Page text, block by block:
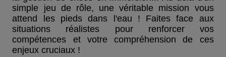
simple jeu de rôle, une véritable mission vous
attend les pieds dans l'eau ! Faites face aux
situations réalistes pour renforcer vos
compétences et votre compréhension de ces
enjeux cruciaux !